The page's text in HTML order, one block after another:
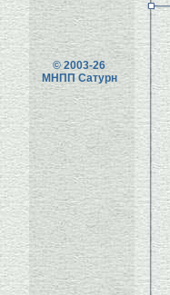
© 2003-26
МНПП Сатурн